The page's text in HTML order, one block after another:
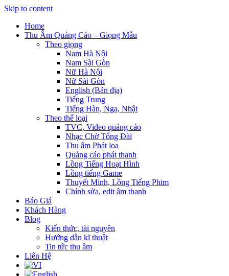
Skip to content
Home
Thu Âm Quảng Cáo – Giọng Mẫu
Theo giọng
Nam Hà Nội
Nam Sài Gòn
Nữ Hà Nội
Nữ Sài Gòn
English (Bản địa)
Tiếng Trung
Tiếng Hàn, Nga, Nhật
Theo thể loại
TVC, Video quảng cáo
Nhạc Chờ Tổng Đài
Thu âm Phát loa
Quảng cáo phát thanh
Lồng Tiếng Hoạt Hình
Lồng tiếng Game
Thuyết Minh, Lồng Tiếng Phim
Chỉnh sửa, edit âm thanh
Báo Giá
Khách Hàng
Blog
Kiến thức, tài nguyên
Hướng dẫn kĩ thuật
Tin tức thu âm
Liên Hệ